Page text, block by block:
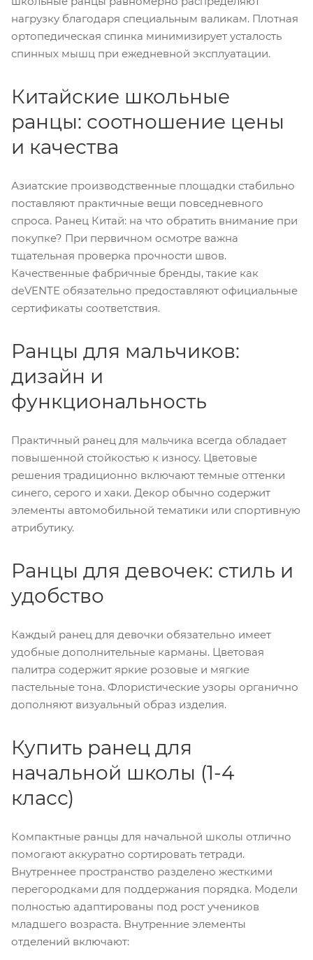
нагрузку благодаря специальным валикам. Плотная
ортопедическая спинка минимизирует усталость
спинных мышц при ежедневной эксплуатации.
Китайские школьные
ранцы: соотношение цены
и качества
Азиатские производственные площадки стабильно
поставляют практичные вещи повседневного
спроса. Ранец Китай: на что обратить внимание при
покупке? При первичном осмотре важна
тщательная проверка прочности швов.
Качественные фабричные бренды, такие как
deVENTE обязательно предоставляют официальные
сертификаты соответствия.
Ранцы для мальчиков:
дизайн и
функциональность
Практичный ранец для мальчика всегда обладает
повышенной стойкостью к износу. Цветовые
решения традиционно включают темные оттенки
синего, серого и хаки. Декор обычно содержит
элементы автомобильной тематики или спортивную
атрибутику.
Ранцы для девочек: стиль и
удобство
Каждый ранец для девочки обязательно имеет
удобные дополнительные карманы. Цветовая
палитра содержит яркие розовые и мягкие
пастельные тона. Флористические узоры органично
дополняют визуальный образ изделия.
Купить ранец для
начальной школы (1-4
класс)
Компактные ранцы для начальной школы отлично
помогают аккуратно сортировать тетради.
Внутреннее пространство разделено жесткими
перегородками для поддержания порядка. Модели
полностью адаптированы под рост учеников
младшего возраста. Внутренние элементы
отделений включают: